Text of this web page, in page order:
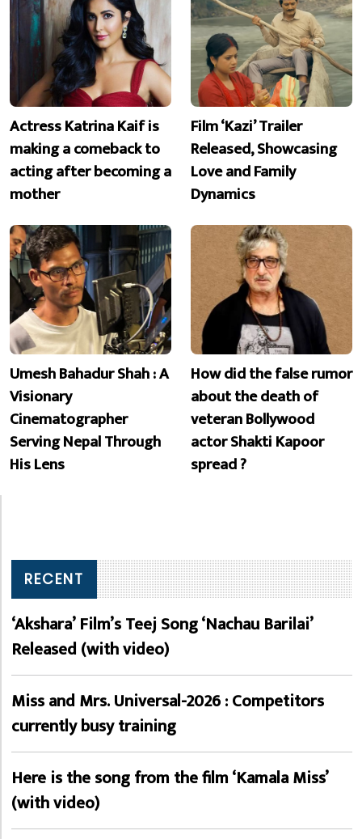
Actress Katrina Kaif is
making a comeback to
acting after becoming a
mother
Film ‘Kazi’ Trailer
Released, Showcasing
Love and Family
Dynamics
Umesh Bahadur Shah : A
Visionary
Cinematographer
Serving Nepal Through
His Lens
How did the false rumor
about the death of
veteran Bollywood
actor Shakti Kapoor
spread ?
RECENT
‘Akshara’ Film’s Teej Song ‘Nachau Barilai’
Released (with video)
Miss and Mrs. Universal-2026 : Competitors
currently busy training
Here is the song from the film ‘Kamala Miss’
(with video)